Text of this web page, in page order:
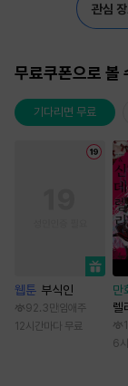
관심
무료쿠폰으로 볼
기다리면 무료
웹툰 부식인
92.3만 임애주
12시간마다 무료
만
렐
6